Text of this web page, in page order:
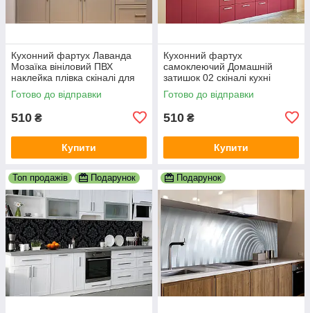
Кухонний фартух Лаванда
Мозаїка вініловий ПВХ
наклейка плівка скіналі для
кухні фіолетовий 600х2000
мм
Готово до відправки
510 ₴
Купити
Кухонний фартух
самоклеючий Домашній
затишок 02 скіналі кухні
наклейка ПВХ Париж
Ейфелева вежа 600х2000 мм
Готово до відправки
510 ₴
Купити
Топ продажів Подарунок Подарунок